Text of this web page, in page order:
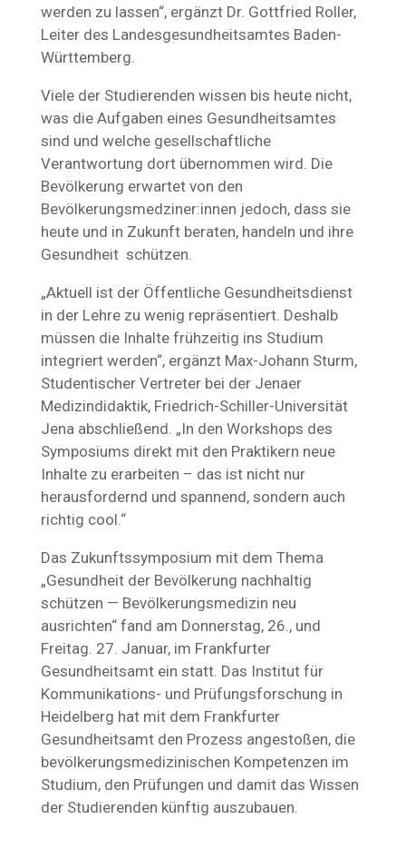
werden zu lassen“, ergänzt Dr. Gottfried Roller,
Leiter des Landesgesundheitsamtes Baden-
Württemberg.
Viele der Studierenden wissen bis heute nicht,
was die Aufgaben eines Gesundheitsamtes
sind und welche gesellschaftliche
Verantwortung dort übernommen wird. Die
Bevölkerung erwartet von den
Bevölkerungsmedziner:innen jedoch, dass sie
heute und in Zukunft beraten, handeln und ihre
Gesundheit schützen.
„Aktuell ist der Öffentliche Gesundheitsdienst
in der Lehre zu wenig repräsentiert. Deshalb
müssen die Inhalte frühzeitig ins Studium
integriert werden“, ergänzt Max-Johann Sturm,
Studentischer Vertreter bei der Jenaer
Medizindidaktik, Friedrich-Schiller-Universität
Jena abschließend. „In den Workshops des
Symposiums direkt mit den Praktikern neue
Inhalte zu erarbeiten – das ist nicht nur
herausfordernd und spannend, sondern auch
richtig cool.“
Das Zukunftssymposium mit dem Thema
„Gesundheit der Bevölkerung nachhaltig
schützen — Bevölkerungsmedizin neu
ausrichten“ fand am Donnerstag, 26., und
Freitag. 27. Januar, im Frankfurter
Gesundheitsamt ein statt. Das Institut für
Kommunikations- und Prüfungsforschung in
Heidelberg hat mit dem Frankfurter
Gesundheitsamt den Prozess angestoßen, die
bevölkerungsmedizinischen Kompetenzen im
Studium, den Prüfungen und damit das Wissen
der Studierenden künftig auszubauen.